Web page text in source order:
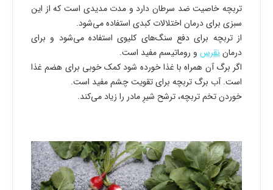
تربچه خاصیت ضد سرطان دارد و مدت مدیدی است که از این
سبزی برای درمان اختلالات کبدی استفاده می‌شود.
از تربچه برای دفع سنگ‌های کلیوی استفاده می‌شود و برای
درماننقرس و روماتیسم مفید است.
اگر برگ آن همراه با غذا خورده شود کمک خوبی برای هضم غذا
است. آب برگ تربچه برای تقویت چشم مفید است.
خوردن تخم تربچه، ترشح شیرِ مادر را زیاد می‌کند.